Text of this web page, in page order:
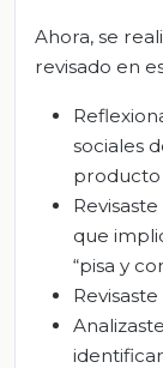
Ahora, se
revisado en
sociales
producto
que
“pisa y